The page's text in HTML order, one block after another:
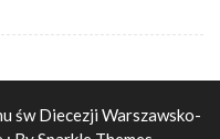
św Diecezji Warszawsko-